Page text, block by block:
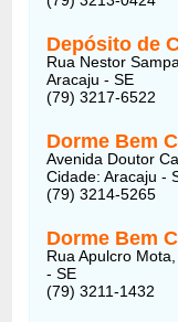
Depósito de
Rua Nestor
Aracaju - SE
(79) 3217-6522
Dorme Bem
Avenida Doutor
Cidade: Aracaju -
(79) 3214-5265
Dorme Bem
Rua Apulcro
- SE
(79) 3211-1432